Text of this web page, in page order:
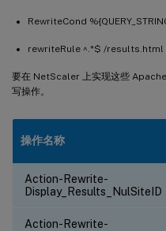
RewriteCond
rewriteRule ^.*$ /results.html
要在 NetScaler 上实现这些
写操作。
操作名称
Action-Rewrite-
Display_Results_NulSiteID
Action-Rewrite-